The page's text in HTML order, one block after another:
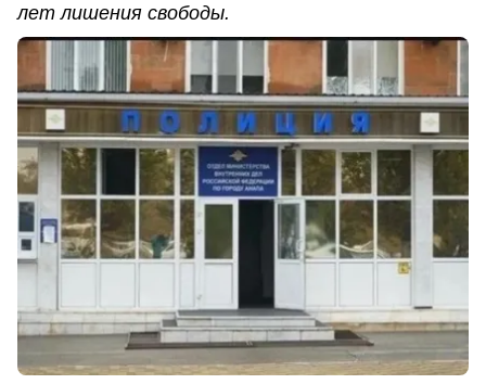
лет лишения свободы.